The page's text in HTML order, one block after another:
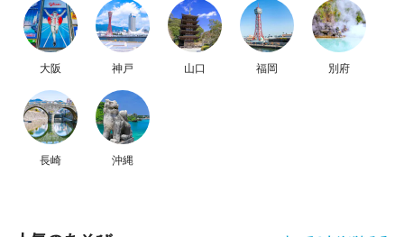
大阪 神戸 山口 福岡 別府
長崎 沖縄